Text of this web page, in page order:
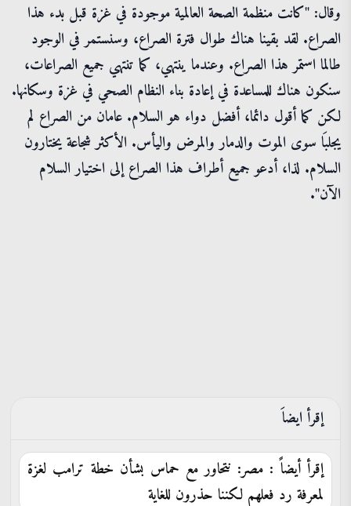
وقال: "كانت منظمة الصحة العالمية موجودة في غزة قبل بدء هذا
الصراع. لقد بقينا هناك طوال فترة الصراع، وسنستمر في الوجود
طالما استمر هذا الصراع. وعندما ينتهي، كما تنتهي جميع الصراعات،
سنكون هناك للمساعدة في إعادة بناء النظام الصحي في غزة وسكانها.
لكن كما أقول دائما، أفضل دواء هو السلام. عامان من الصراع لم
يجلبَا سوى الموت والدمار والمرض واليأس. الأكثر شجاعة يختارون
السلام. لذا، أدعو جميع أطراف هذا الصراع إلى اختيار السلام
الآن".
إقرأ ايضاَ
إقرأ أيضاً : مصر: نتحاور مع حماس بشأن خطة ترامب لغزة
لمعرفة رد فعلهم لكننا حذرون للغاية